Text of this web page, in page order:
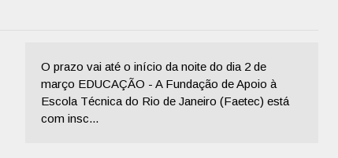
O prazo vai até o início da noite do dia 2 de
março EDUCAÇÃO - A Fundação de Apoio à
Escola Técnica do Rio de Janeiro (Faetec) está
com insc...